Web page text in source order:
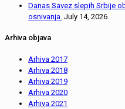
Danas Savez slepih Srbije
osnivanja. July 14, 2026
Arhiva objava
Arhiva 2017
Arhiva 2018
Arhiva 2019
Arhiva 2020
Arhiva 2021